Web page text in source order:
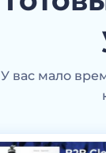
У вас мало